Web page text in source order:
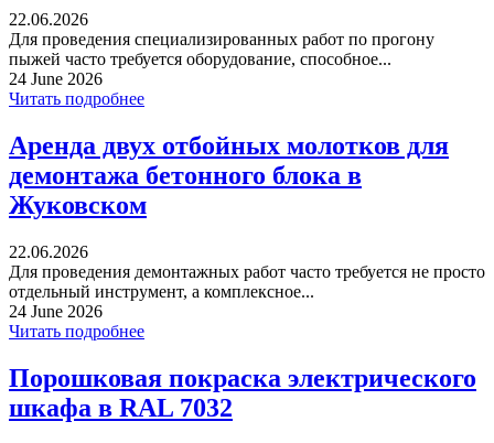
22.06.2026
Для проведения специализированных работ по прогону
пыжей часто требуется оборудование, способное...
24 June 2026
Читать подробнее
Аренда двух отбойных молотков для
демонтажа бетонного блока в
Жуковском
22.06.2026
Для проведения демонтажных работ часто требуется не просто
отдельный инструмент, а комплексное...
24 June 2026
Читать подробнее
Порошковая покраска электрического
шкафа в RAL 7032